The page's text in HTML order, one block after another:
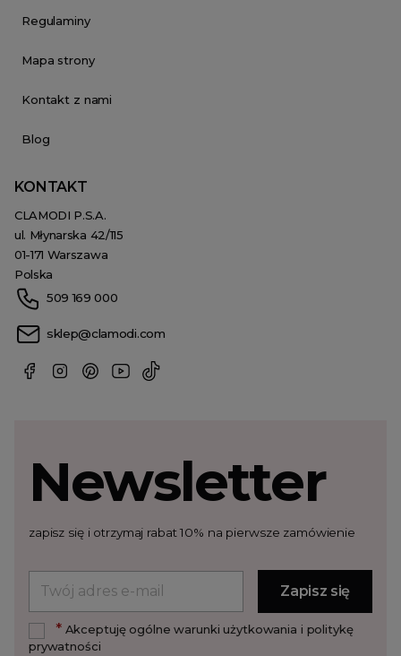
Regulaminy
Mapa strony
Kontakt z nami
Blog
KONTAKT
CLAMODI P.S.A.
ul. Młynarska 42/115
01-171 Warszawa
Polska
509 169 000
sklep@clamodi.com
Newsletter
zapisz się i otrzymaj rabat 10% na pierwsze zamówienie
*Akceptuję ogólne warunki użytkowania i politykę
prywatności